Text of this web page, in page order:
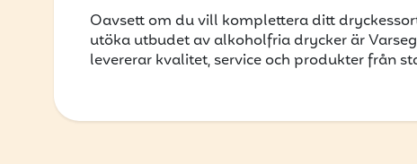
Oavsett om du vill komplettera ditt
utöka utbudet av alkoholfria drycker är
levererar kvalitet, service och produkter från